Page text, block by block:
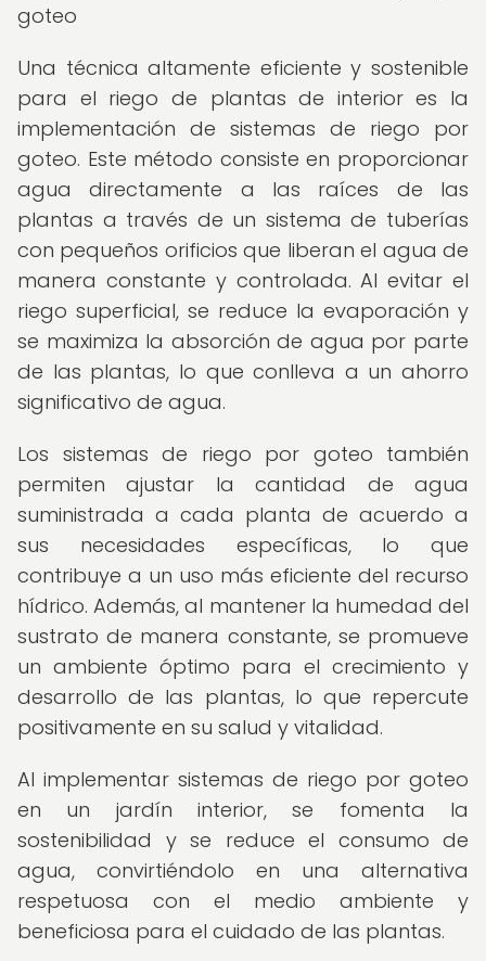
goteo
Una técnica altamente eficiente y sostenible
para el riego de plantas de interior es la
implementación de sistemas de riego por
goteo. Este método consiste en proporcionar
agua directamente a las raíces de las
plantas a través de un sistema de tuberías
con pequeños orificios que liberan el agua de
manera constante y controlada. Al evitar el
riego superficial, se reduce la evaporación y
se maximiza la absorción de agua por parte
de las plantas, lo que conlleva a un ahorro
significativo de agua.
Los sistemas de riego por goteo también
permiten ajustar la cantidad de agua
suministrada a cada planta de acuerdo a
sus necesidades específicas, lo que
contribuye a un uso más eficiente del recurso
hídrico. Además, al mantener la humedad del
sustrato de manera constante, se promueve
un ambiente óptimo para el crecimiento y
desarrollo de las plantas, lo que repercute
positivamente en su salud y vitalidad.
Al implementar sistemas de riego por goteo
en un jardín interior, se fomenta la
sostenibilidad y se reduce el consumo de
agua, convirtiéndolo en una alternativa
respetuosa con el medio ambiente y
beneficiosa para el cuidado de las plantas.